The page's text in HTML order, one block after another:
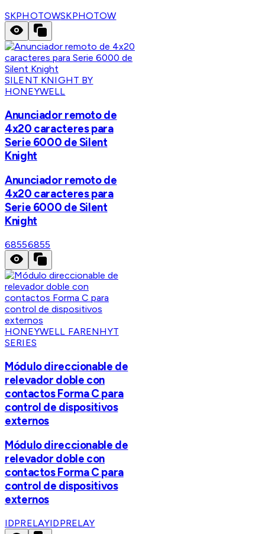
SKPHOTOWSKPHOTOW
SILENT KNIGHT BY
HONEYWELL
Anunciador remoto de
4x20 caracteres para
Serie 6000 de Silent
Knight
Anunciador remoto de
4x20 caracteres para
Serie 6000 de Silent
Knight
68556855
HONEYWELL FARENHYT
SERIES
Módulo direccionable de
relevador doble con
contactos Forma C para
control de dispositivos
externos
Módulo direccionable de
relevador doble con
contactos Forma C para
control de dispositivos
externos
IDPRELAYIDPRELAY